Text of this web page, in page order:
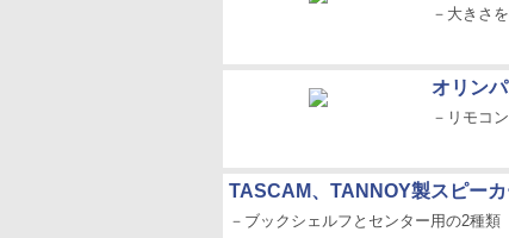
－大きさ
オリン
－リモコ
TASCAM、TANNOY製スピー
－ブックシェルフとセンター用の2種類